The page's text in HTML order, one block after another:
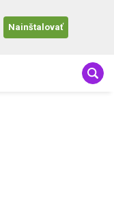
Nainštalovať